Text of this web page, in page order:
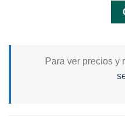
Para ver precios y